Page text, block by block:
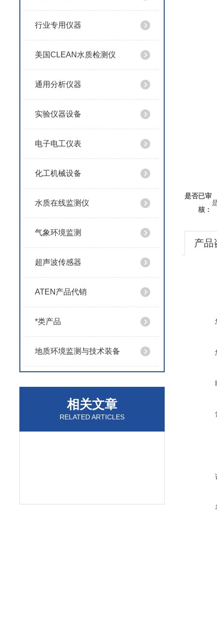
行业专用仪器
美国CLEAN水质检测仪
通用分析仪器
实验仪器设备
电子电工仪表
化工机械设备
水质在线监测仪
气象环境监测
超声波传感器
ATEN产品代销
*类产品
地质环境监测与技术装备
相关文章
RELATED ARTICLES
是否已审
核：
产品